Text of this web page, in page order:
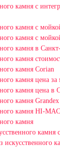
камня с
камня с
камня с
камня в
камня
камня Сorian
камня цена за
камня цена в
камня Grandex
камня HI-
камня
камня
искусственного